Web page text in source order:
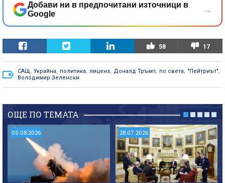
Добави ни в предпочитани източници в
Google
→
58 17
САЩ, Украйна, политика, лиценз, Доналд Тръмп, по света, "Пейтриът",
Володимир Зеленски
ОЩЕ ПО ТЕМАТА
05.08.2026 28.07.2026